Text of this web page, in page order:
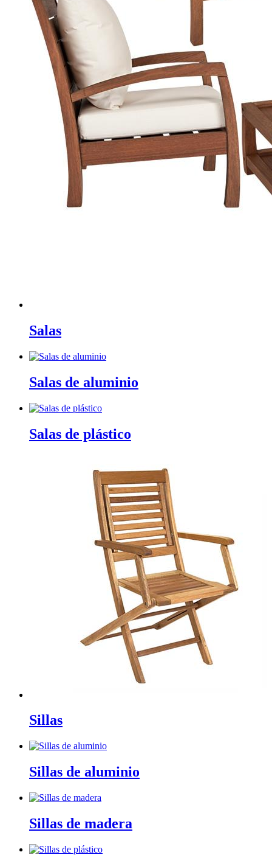
Salas
Salas de aluminio
Salas de plástico
Sillas
Sillas de aluminio
Sillas de madera